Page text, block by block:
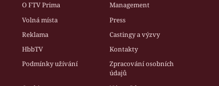
O FTV Prima
Management
Volná místa
Press
Reklama
Castingy a výzvy
HbbTV
Kontakty
Podmínky užívání
Zpracování osobních
údajů